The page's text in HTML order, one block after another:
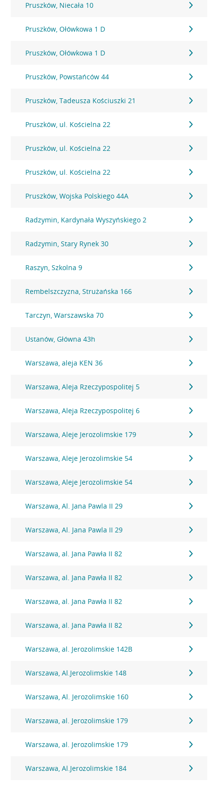
Pruszków, Niecała 10
Pruszków, Ołówkowa 1 D
Pruszków, Ołówkowa 1 D
Pruszków, Powstańców 44
Pruszków, Tadeusza Kościuszki 21
Pruszków, ul. Kościelna 22
Pruszków, ul. Kościelna 22
Pruszków, ul. Kościelna 22
Pruszków, Wojska Polskiego 44A
Radzymin, Kardynała Wyszyńskiego 2
Radzymin, Stary Rynek 30
Raszyn, Szkolna 9
Rembelszczyzna, Strużańska 166
Tarczyn, Warszawska 70
Ustanów, Główna 43h
Warszawa, aleja KEN 36
Warszawa, Aleja Rzeczypospolitej 5
Warszawa, Aleja Rzeczypospolitej 6
Warszawa, Aleje Jerozolimskie 179
Warszawa, Aleje Jerozolimskie 54
Warszawa, Aleje Jerozolimskie 54
Warszawa, Al. Jana Pawla II 29
Warszawa, Al. Jana Pawla II 29
Warszawa, al. Jana Pawła II 82
Warszawa, al. Jana Pawła II 82
Warszawa, al. Jana Pawła II 82
Warszawa, al. Jana Pawła II 82
Warszawa, al. Jerozolimskie 142B
Warszawa, Al.Jerozolimskie 148
Warszawa, Al. Jerozolimskie 160
Warszawa, al. Jerozolimskie 179
Warszawa, al. Jerozolimskie 179
Warszawa, Al.Jerozolimskie 184